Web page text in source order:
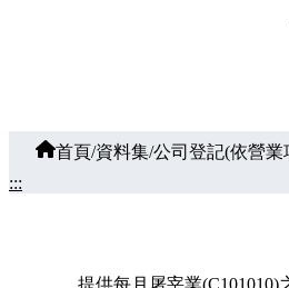
首頁/資料集/公司登記(依營業
:::
提供每月屠宰業